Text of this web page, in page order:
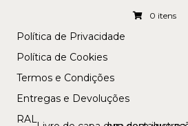
0 itens
Política de Privacidade
Política de Cookies
Termos e Condições
Entregas e Devoluções
RAL